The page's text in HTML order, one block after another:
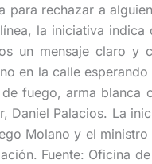
rechazar a
la iniciativa indica
un mensaje claro y
en la calle
fuego, arma blanca
Daniel Palacios. La
Molano y el
Fuente: Oficina